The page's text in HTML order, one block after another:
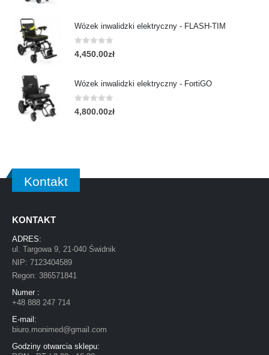
Wózek inwalidzki elektryczny - FLASH-TIM
0 out of 5
4,450.00zł
Wózek inwalidzki elektryczny - FortiGO
0 out of 5
4,800.00zł
Kontakt
KONTAKT
ADRES:
ul. Targowa 9, 21-040 Świdnik
NIP: 7123404589
Regon: 386571841
Numer :
+48 888 247 714
E-mail:
biuro.monimed@gmail.com
Godziny otwarcia sklepu: